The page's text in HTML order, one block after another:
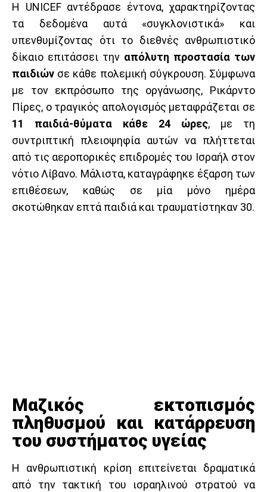
Η UNICEF αντέδρασε έντονα, χαρακτηρίζοντας
τα δεδομένα αυτά «συγκλονιστικά» και
υπενθυμίζοντας ότι το διεθνές ανθρωπιστικό
δίκαιο επιτάσσει την απόλυτη προστασία των
παιδιών σε κάθε πολεμική σύγκρουση. Σύμφωνα
με τον εκπρόσωπο της οργάνωσης, Ρικάρντο
Πίρες, ο τραγικός απολογισμός μεταφράζεται σε
11 παιδιά-θύματα κάθε 24 ώρες, με τη
συντριπτική πλειοψηφία αυτών να πλήττεται
από τις αεροπορικές επιδρομές του Ισραήλ στον
νότιο Λίβανο. Μάλιστα, καταγράφηκε έξαρση των
επιθέσεων, καθώς σε μία μόνο ημέρα
σκοτώθηκαν επτά παιδιά και τραυματίστηκαν 30.
Μαζικός εκτοπισμός
πληθυσμού και κατάρρευση
του συστήματος υγείας
Η ανθρωπιστική κρίση επιτείνεται δραματικά
από την τακτική του ισραηλινού στρατού να